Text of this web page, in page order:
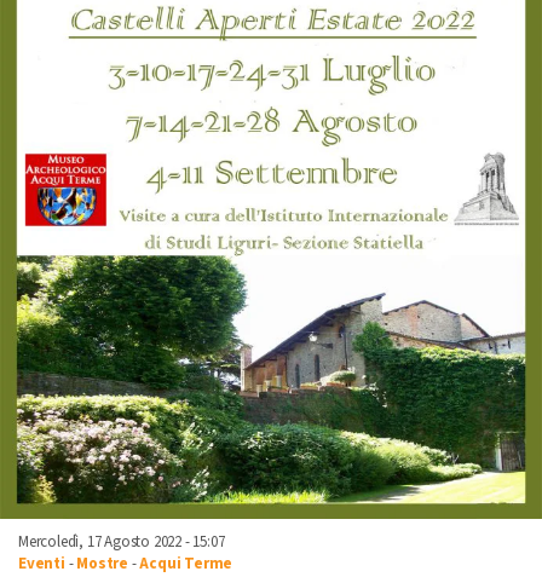
Mercoledì, 17 Agosto 2022 - 15:07
Eventi -Mostre -Acqui Terme